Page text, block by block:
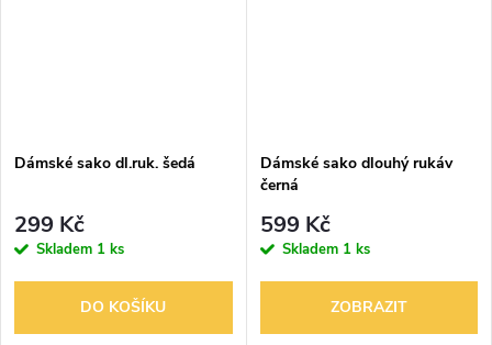
Dámské sako dl.ruk. šedá
299 Kč
Skladem 1 ks
DO KOŠÍKU
Dámské sako dlouhý rukáv
černá
599 Kč
Skladem 1 ks
ZOBRAZIT